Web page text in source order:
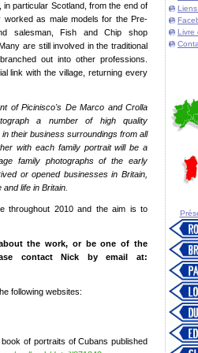
Livre
in particular Scotland, from the end of
worked as male models for the Pre-
salesman, Fish and Chip shop
are still involved in the traditional
out into other professions.
link with the village, returning every
of Picinisco's De Marco and Crolla
a number of high quality
their business surroundings from all
with each family portrait will be a
family photographs of the early
or opened businesses in Britain,
life in Britain.
throughout 2010 and the aim is to
the work, or be one of the
contact Nick by email at:
following websites:
of portraits of Cubans published